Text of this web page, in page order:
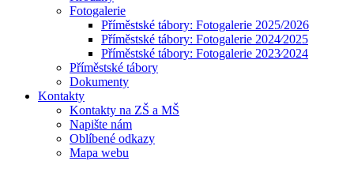
Fotogalerie
Příměstské tábory: Fotogalerie 2025/2026
Příměstské tábory: Fotogalerie 2024⁄2025
Příměstské tábory: Fotogalerie 2023⁄2024
Příměstské tábory
Dokumenty
Kontakty
Kontakty na ZŠ a MŠ
Napište nám
Oblíbené odkazy
Mapa webu